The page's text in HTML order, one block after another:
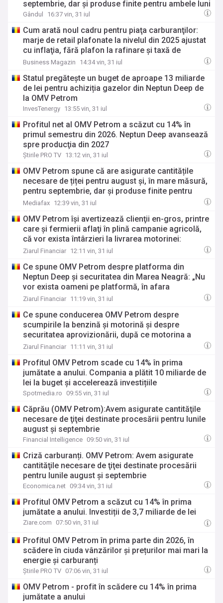
septembrie, dar și produse finite pentru ambele luni
Gândul 16:37 vin, 31 iul
Cum arată noul cadru pentru piaţa carburanţilor:
marje de retail plafonate la nivelul din 2025 ajustat
cu inflaţia, fără plafon la rafinare şi taxă de
solidaritate calculată progresiv. Ce spune OMV
Business Magazin 14:34 vin, 31 iul
Statul pregătește un buget de aproape 13 miliarde
de lei pentru achiziția gazelor din Neptun Deep de
la OMV Petrom
InvesTenergy 13:55 vin, 31 iul
Profitul net al OMV Petrom a scăzut cu 14% în
primul semestru din 2026. Neptun Deep avansează
spre producţia din 2027
Știrile PRO TV 13:12 vin, 31 iul
OMV Petrom spune că are asigurate cantitățile
necesare de țiței pentru august și, în mare măsură,
pentru septembrie, dar și produse finite pentru
ambele luni
Mediafax 12:39 vin, 31 iul
OMV Petrom îşi avertizează clienţii en-gros, printre
care şi fermierii aflaţi în plină campanie agricolă,
că vor exista întârzieri la livrarea motorinei:
Vânzările accelerate din depozite depăşesc
doar volumul minim din contract, „în limita
stocurilor disponibile"
Ziarul Financiar 12:11 vin, 31 iul
Ce spune OMV Petrom despre platforma din
Neptun Deep şi securitatea din Marea Neagră: „Nu
vor exista oameni pe platformă, în afara
momentelor de intervenţie"
Ziarul Financiar 11:19 vin, 31 iul
Ce spune conducerea OMV Petrom despre
scumpirile la benzină şi motorină şi despre
securitatea aprovizionării, după ce motorina a
trecut de 10 lei pe litru
Ziarul Financiar 11:11 vin, 31 iul
Profitul OMV Petrom scade cu 14% în prima
jumătate a anului. Compania a plătit 10 miliarde de
lei la buget și accelerează investițiile
Spotmedia.ro 09:55 vin, 31 iul
Căprău (OMV Petrom):Avem asigurate cantităţile
necesare de ţiţei destinate procesării pentru lunile
august şi septembrie
Financial Intelligence 09:50 vin, 31 iul
Criză carburanți. OMV Petrom: Avem asigurate
cantităţile necesare de ţiţei destinate procesării
pentru lunile august şi septembrie
Economica.net 09:34 vin, 31 iul
Profitul OMV Petrom a scăzut cu 14% în prima
jumătate a anului. Investiții de 3,7 miliarde de lei
Ziare.com 07:50 vin, 31 iul
Profitul OMV Petrom în prima parte din 2026, în
scădere în ciuda vânzărilor și prețurilor mai mari la
energie și carburanți
Știrile PRO TV 07:06 vin, 31 iul
OMV Petrom - profit în scădere cu 14% în prima
jumătate a anului